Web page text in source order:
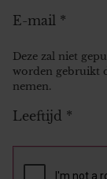
E-mail *
Deze zal niet
worden gebruikt
nemen.
Leeftijd *